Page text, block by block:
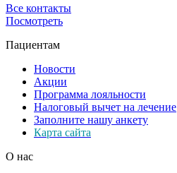
Все контакты
Посмотреть
Пациентам
Новости
Акции
Программа лояльности
Налоговый вычет на лечение
Заполните нашу анкету
Карта сайта
О нас